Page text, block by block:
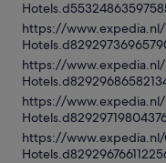
https://www.expedia.nl/
https://
https://www.expedia.nl/
https://www.expedia.nl/